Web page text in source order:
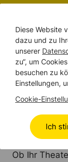
WIR SIND DA
Ob Ihr
Diese Website
dazu und zu
unserer
zu“, um
besuchen zu
Einstellungen,
Cookie-
Ich